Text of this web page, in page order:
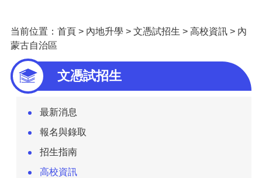
当前位置： 首頁> 內地升學 > 文憑試招生 > 高校資訊> 內
蒙古自治區
文憑試招生
最新消息
報名與錄取
招生指南
高校資訊